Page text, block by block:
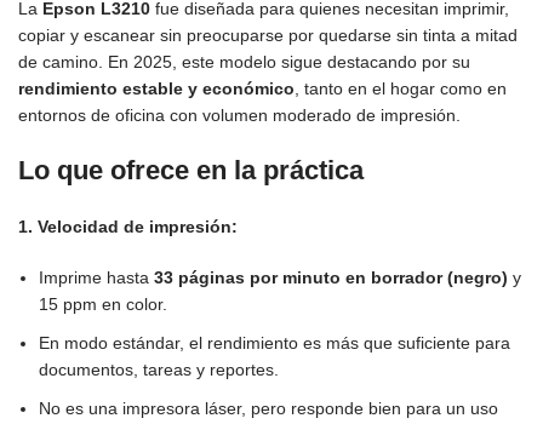
La Epson L3210 fue diseñada para quienes necesitan imprimir,
copiar y escanear sin preocuparse por quedarse sin tinta a mitad
de camino. En 2025, este modelo sigue destacando por su
rendimiento estable y económico , tanto en el hogar como en
entornos de oficina con volumen moderado de impresión.
Lo que ofrece en la práctica
1. Velocidad de impresión:
Imprime hasta 33 páginas por minuto en borrador (negro) y
15 ppm en color.
En modo estándar, el rendimiento es más que suficiente para
documentos, tareas y reportes.
No es una impresora láser, pero responde bien para un uso